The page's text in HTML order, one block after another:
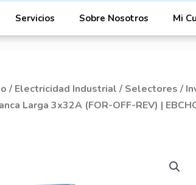
Servicios Sobre Nosotros Mi
/ Electricidad Industrial / Selectores /
Larga 3x32A (FOR-OFF-REV) |